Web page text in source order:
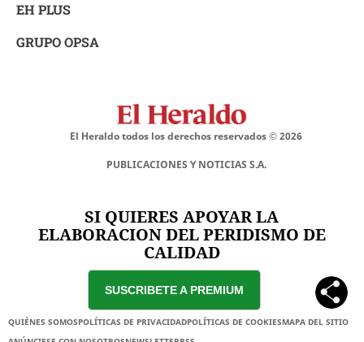
EH PLUS
GRUPO OPSA
El Heraldo todos los derechos reservados ©2026
PUBLICACIONES Y NOTICIAS S.A.
SI QUIERES APOYAR LA
ELABORACION DEL PERIDISMO DE
CALIDAD
SUSCRIBETE A PREMIUM
QUIÉNES SOMOSPOLÍTICAS DE PRIVACIDADPOLÍTICAS DE COOKIESMAPA DEL SITIO